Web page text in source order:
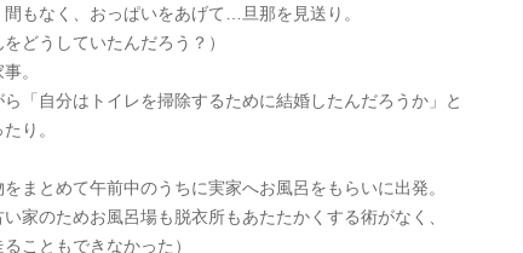
もなく、おっぱいをあげて…旦那を見送り。
どうしていたんだろう？）
。
「自分はトイレを掃除するために結婚したんだろうか」と
り。
まとめて午前中のうちに実家へお風呂をもらいに出発。
家のためお風呂場も脱衣所もあたたかくする術がなく、
こともできなかった）